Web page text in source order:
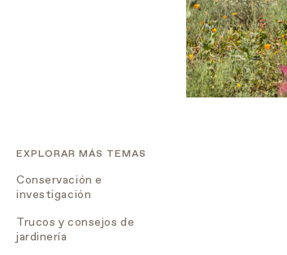
EXPLORAR MÁS TEMAS
Conservación e
investigación
Trucos y consejos de
jardinería